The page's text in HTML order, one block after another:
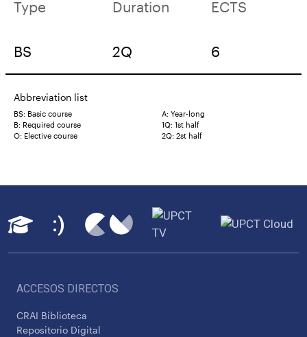
Type
BS
Duration
2Q
ECTS
6
Abbreviation list
BS: Basic course
B: Required course
O: Elective course
A: Year-long
1Q: 1st half
2Q: 2st half
ACCESOS DIRECTOS
CRAI Biblioteca
Repositorio Digital